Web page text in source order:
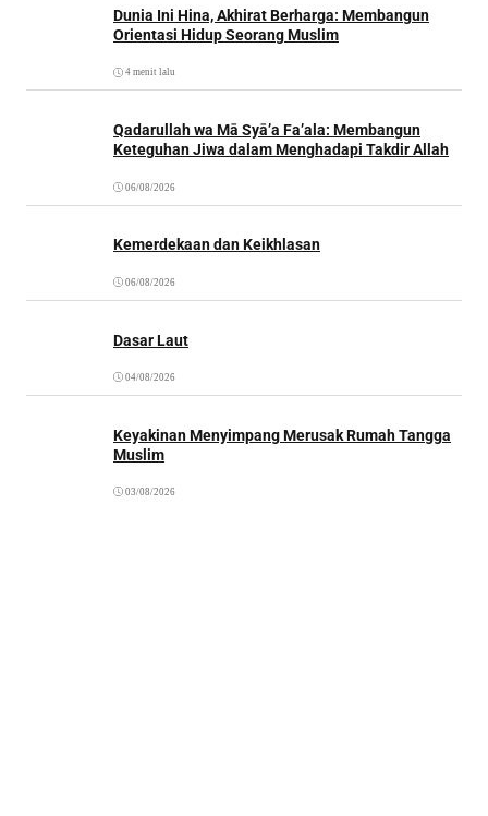
Dunia Ini Hina, Akhirat Berharga: Membangun
Orientasi Hidup Seorang Muslim
4 menit lalu
Qadarullah wa Mā Syā’a Fa’ala: Membangun
Keteguhan Jiwa dalam Menghadapi Takdir Allah
06/08/2026
Kemerdekaan dan Keikhlasan
06/08/2026
Dasar Laut
04/08/2026
Keyakinan Menyimpang Merusak Rumah Tangga
Muslim
03/08/2026